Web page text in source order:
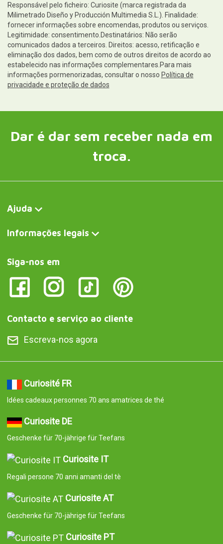
Responsável pelo ficheiro: Curiosite (marca registrada da
Milimetrado Diseño y Producción Multimedia S.L.). Finalidade:
fornecer informações sobre encomendas, produtos ou serviços.
Legitimidade: consentimento.Destinatários: Não serão
comunicados dados a terceiros. Direitos: acesso, retificação e
eliminação dos dados, bem como de outros direitos de acordo ao
estabelecido nas informações complementares.Para mais
informações pormenorizadas, consultar o nosso Política de
privacidade e proteção de dados
Dar é dar sem receber nada em
troca.
Ajuda
Informações legais
Siga-nos em
Contacto e serviço ao cliente
Escreva-nos agora
Curiosité FR
Idées cadeaux personnes 70 ans amatrices de thé
Curiosite DE
Geschenke für 70-jährige für Teefans
Curiosite IT
Regali persone 70 anni amanti del tè
Curiosite AT
Geschenke für 70-jährige für Teefans
Curiosite PT